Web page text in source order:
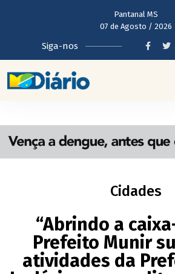
Pantanal MS
07 de Agosto / 2026
Siga-nos
Cidades
“Abrindo a
Prefeito Munir
atividades da